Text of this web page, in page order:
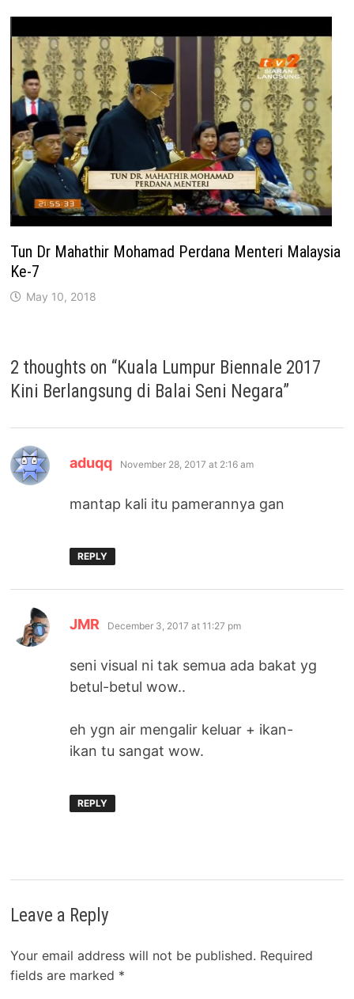
Tun Dr Mahathir Mohamad Perdana Menteri Malaysia
Ke-7
May 10, 2018
2 thoughts on “Kuala Lumpur Biennale 2017
Kini Berlangsung di Balai Seni Negara”
aduqq says:
November 28, 2017 at 2:16 am
mantap kali itu pamerannya gan
REPLY
JMR says:
December 3, 2017 at 11:27 pm
seni visual ni tak semua ada bakat yg
betul-betul wow..
eh ygn air mengalir keluar + ikan-
ikan tu sangat wow.
REPLY
Leave a Reply
Your email address will not be published. Required
fields are marked *